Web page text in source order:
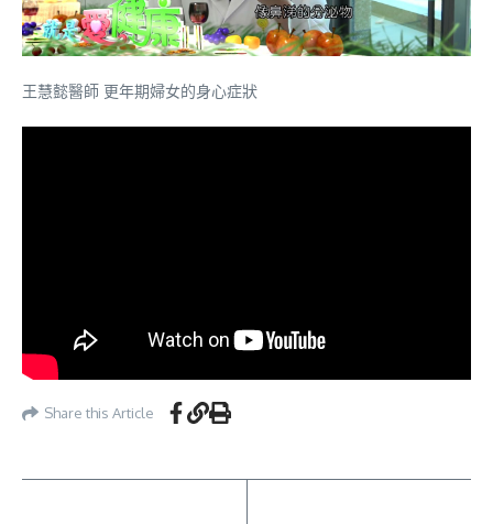
王慧懿醫師 更年期婦女的身心症狀
Share this Article